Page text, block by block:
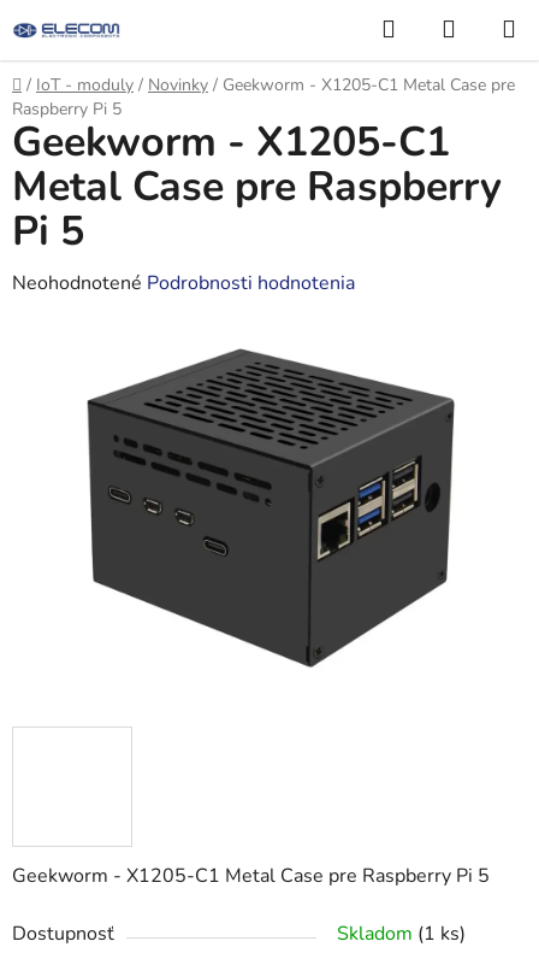
na
obsah
Hľadať
KOŠÍK
Domov
/ IoT - moduly / Novinky / Geekworm - X1205-C1 Metal Case pre
Raspberry Pi 5
Geekworm - X1205-C1 Metal Case pre Raspberry Pi 5
Dostupnosť Skladom (1 ks)
Geekworm - X1205-C1
Metal Case pre Raspberry
Pi 5
Priemerné
hviezdičiek.
Neohodnotené Podrobnosti hodnotenia